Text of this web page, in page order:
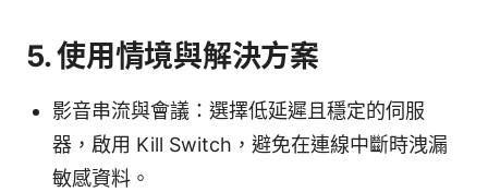
5. 使用情境與解決方案
影音串流與會議：選擇低延遲且穩定的伺服
器，啟用 Kill Switch，避免在連線中斷時洩漏
敏感資料。